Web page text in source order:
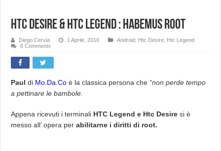
HTC Desire & HTC Legend : Habemus Root
Diego Cervia 1 Aprile, 2010 Android Htc Desire Htc Legend
6 Comments
Paul di Mo.Da.Co è la classica persona che “non perde tempo
a pettinare le bambole.
Appena ricevuti i terminali HTC Legend e Htc Desiresi è
messo all’ opera perabilitarne i diritti di root.